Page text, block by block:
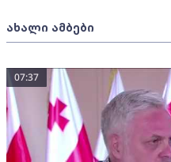
ახალი ამბები
07:37